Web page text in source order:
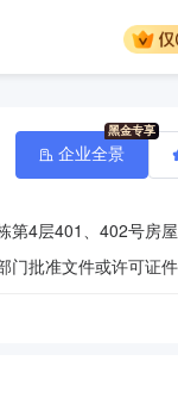
第4层401、402号房屋
企业全景